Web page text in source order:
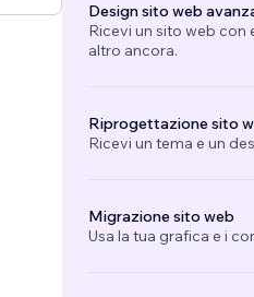
Design sito web
Ricevi un sito web con
altro ancora.
Riprogettazione sito
Ricevi un tema e un
Migrazione sito web
Usa la tua grafica e i